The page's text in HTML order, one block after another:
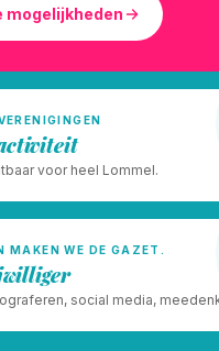
mogelijkheden
voor heel Lommel.
MAKEN WE DE GAZET.
social media,